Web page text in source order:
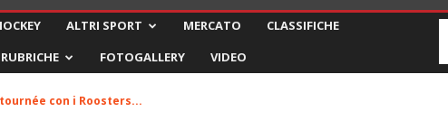
ALTRI SPORT MERCATO
CLASSIFICHE
RUBRICHE FOTOGALLERY VIDEO
con i Roosters...